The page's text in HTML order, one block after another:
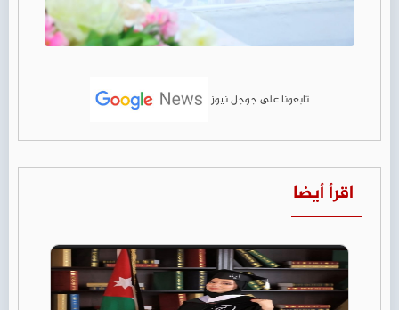
تابعونا على جوجل نيوز
اقرأ أيضا